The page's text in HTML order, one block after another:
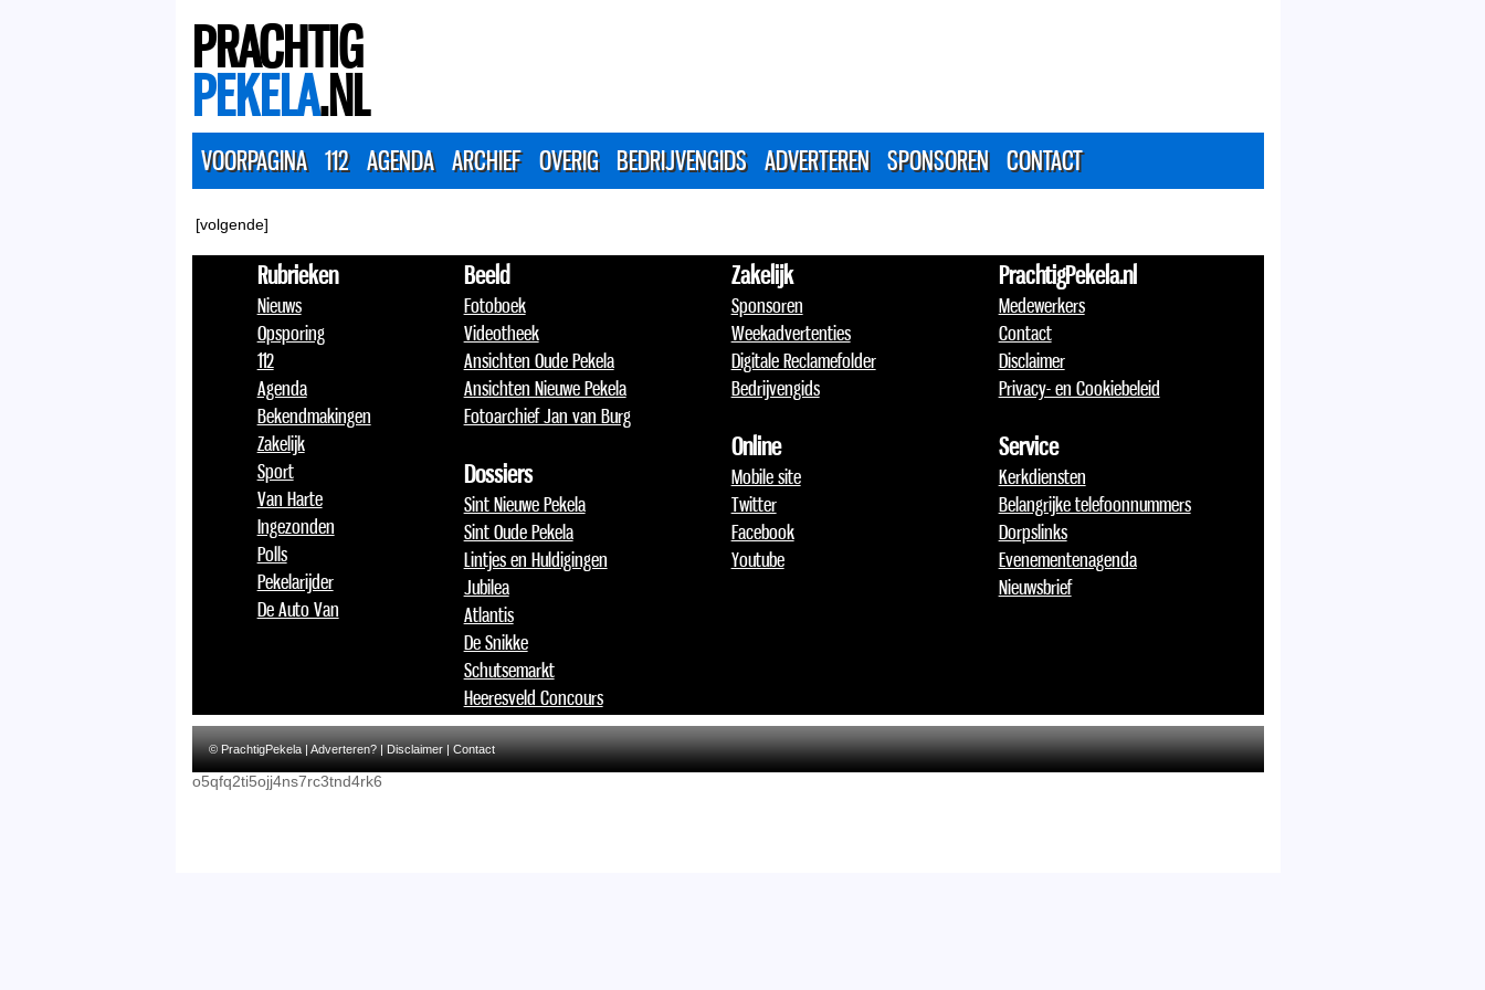
PRACHTIG
PEKELA.NL
VOORPAGINA 112 AGENDA ARCHIEF OVERIG BEDRIJVENGIDS ADVERTEREN SPONSOREN CONTACT
[volgende]
Rubrieken
Nieuws
Opsporing
112
Agenda
Bekendmakingen
Zakelijk
Sport
Van Harte
Ingezonden
Polls
Pekelarijder
De Auto Van
Beeld
Fotoboek
Videotheek
Ansichten Oude Pekela
Ansichten Nieuwe Pekela
Fotoarchief Jan van Burg
Dossiers
Sint Nieuwe Pekela
Sint Oude Pekela
Lintjes en Huldigingen
Jubilea
Atlantis
De Snikke
Schutsemarkt
Heeresveld Concours
Zakelijk
Sponsoren
Weekadvertenties
Digitale Reclamefolder
Bedrijvengids
Online
Mobile site
Twitter
Facebook
Youtube
PrachtigPekela.nl
Medewerkers
Contact
Disclaimer
Privacy- en Cookiebeleid
Service
Kerkdiensten
Belangrijke telefoonnummers
Dorpslinks
Evenementenagenda
Nieuwsbrief
© PrachtigPekela |Adverteren?|Disclaimer|Contact
o5qfq2ti5ojj4ns7rc3tnd4rk6